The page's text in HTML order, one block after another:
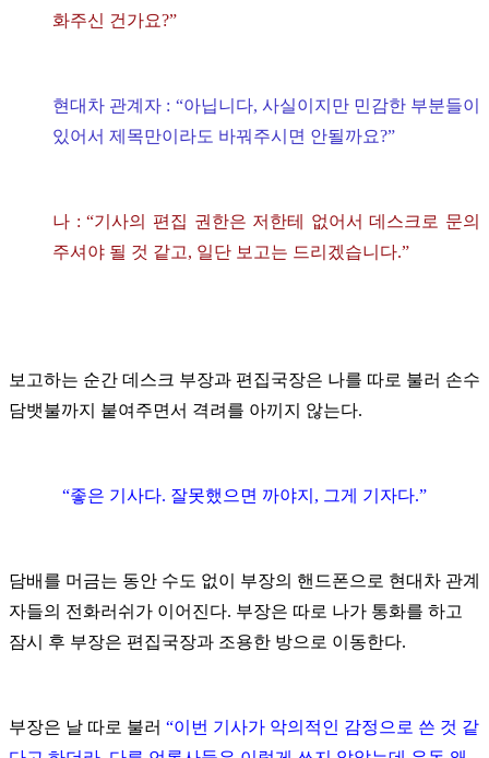
화주신 건가요?”
현대차 관계자 : “아닙니다, 사실이지만 민감한 부분들이
있어서 제목만이라도 바꿔주시면 안될까요?”
나 : “기사의 편집 권한은 저한테 없어서 데스크로 문의
주셔야 될 것 같고, 일단 보고는 드리겠습니다.”
보고하는 순간 데스크 부장과 편집국장은 나를 따로 불러 손수
담뱃불까지 붙여주면서 격려를 아끼지 않는다.
“좋은 기사다. 잘못했으면 까야지, 그게 기자다.”
담배를 머금는 동안 수도 없이 부장의 핸드폰으로 현대차 관계
자들의 전화러쉬가 이어진다. 부장은 따로 나가 통화를 하고
잠시 후 부장은 편집국장과 조용한 방으로 이동한다.
부장은 날 따로 불러 “이번 기사가 악의적인 감정으로 쓴 것 같